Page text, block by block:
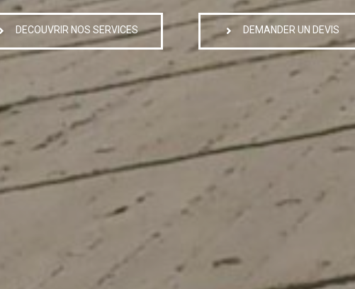
DECOUVRIR NOS SERVICES DEMANDER UN DEVIS